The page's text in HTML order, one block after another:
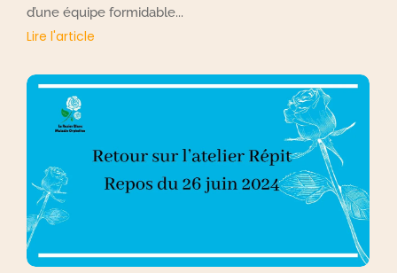
d’une équipe formidable...
Lire l'article